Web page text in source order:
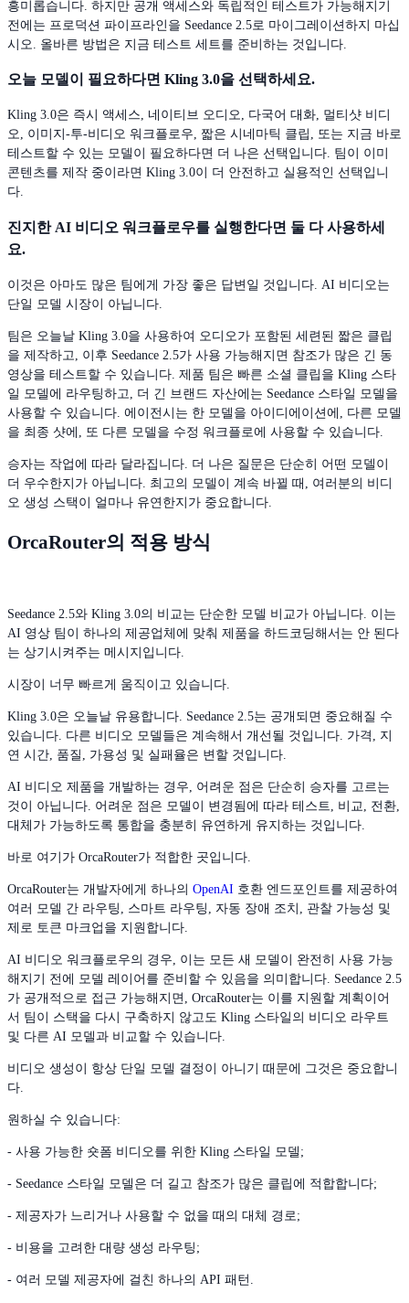
흥미롭습니다. 하지만 공개 액세스와 독립적인 테스트가 가능해지기
전에는 프로덕션 파이프라인을 Seedance 2.5로 마이그레이션하지 마십
시오. 올바른 방법은 지금 테스트 세트를 준비하는 것입니다.
오늘 모델이 필요하다면 Kling 3.0을 선택하세요.
Kling 3.0은 즉시 액세스, 네이티브 오디오, 다국어 대화, 멀티샷 비디
오, 이미지-투-비디오 워크플로우, 짧은 시네마틱 클립, 또는 지금 바로
테스트할 수 있는 모델이 필요하다면 더 나은 선택입니다. 팀이 이미
콘텐츠를 제작 중이라면 Kling 3.0이 더 안전하고 실용적인 선택입니
다.
진지한 AI 비디오 워크플로우를 실행한다면 둘 다 사용하세
요.
이것은 아마도 많은 팀에게 가장 좋은 답변일 것입니다. AI 비디오는
단일 모델 시장이 아닙니다.
팀은 오늘날 Kling 3.0을 사용하여 오디오가 포함된 세련된 짧은 클립
을 제작하고, 이후 Seedance 2.5가 사용 가능해지면 참조가 많은 긴 동
영상을 테스트할 수 있습니다. 제품 팀은 빠른 소셜 클립을 Kling 스타
일 모델에 라우팅하고, 더 긴 브랜드 자산에는 Seedance 스타일 모델을
사용할 수 있습니다. 에이전시는 한 모델을 아이디에이션에, 다른 모델
을 최종 샷에, 또 다른 모델을 수정 워크플로에 사용할 수 있습니다.
승자는 작업에 따라 달라집니다. 더 나은 질문은 단순히 어떤 모델이
더 우수한지가 아닙니다. 최고의 모델이 계속 바뀔 때, 여러분의 비디
오 생성 스택이 얼마나 유연한지가 중요합니다.
OrcaRouter의 적용 방식
Seedance 2.5와 Kling 3.0의 비교는 단순한 모델 비교가 아닙니다. 이는
AI 영상 팀이 하나의 제공업체에 맞춰 제품을 하드코딩해서는 안 된다
는 상기시켜주는 메시지입니다.
시장이 너무 빠르게 움직이고 있습니다.
Kling 3.0은 오늘날 유용합니다. Seedance 2.5는 공개되면 중요해질 수
있습니다. 다른 비디오 모델들은 계속해서 개선될 것입니다. 가격, 지
연 시간, 품질, 가용성 및 실패율은 변할 것입니다.
AI 비디오 제품을 개발하는 경우, 어려운 점은 단순히 승자를 고르는
것이 아닙니다. 어려운 점은 모델이 변경됨에 따라 테스트, 비교, 전환,
대체가 가능하도록 통합을 충분히 유연하게 유지하는 것입니다.
바로 여기가 OrcaRouter가 적합한 곳입니다.
OrcaRouter는 개발자에게 하나의 OpenAI 호환 엔드포인트를 제공하여
여러 모델 간 라우팅, 스마트 라우팅, 자동 장애 조치, 관찰 가능성 및
제로 토큰 마크업을 지원합니다.
AI 비디오 워크플로우의 경우, 이는 모든 새 모델이 완전히 사용 가능
해지기 전에 모델 레이어를 준비할 수 있음을 의미합니다. Seedance 2.5
가 공개적으로 접근 가능해지면, OrcaRouter는 이를 지원할 계획이어
서 팀이 스택을 다시 구축하지 않고도 Kling 스타일의 비디오 라우트
및 다른 AI 모델과 비교할 수 있습니다.
비디오 생성이 항상 단일 모델 결정이 아니기 때문에 그것은 중요합니
다.
원하실 수 있습니다:
- 사용 가능한 숏폼 비디오를 위한 Kling 스타일 모델;
- Seedance 스타일 모델은 더 길고 참조가 많은 클립에 적합합니다;
- 제공자가 느리거나 사용할 수 없을 때의 대체 경로;
- 비용을 고려한 대량 생성 라우팅;
- 여러 모델 제공자에 걸친 하나의 API 패턴.